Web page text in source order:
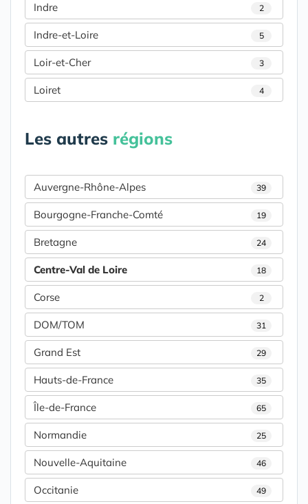
Indre 2
Indre-et-Loire 5
Loir-et-Cher 3
Loiret 4
Les autres régions
Auvergne-Rhône-Alpes 39
Bourgogne-Franche-Comté 19
Bretagne 24
Centre-Val de Loire 18
Corse 2
DOM/TOM 31
Grand Est 29
Hauts-de-France 35
Île-de-France 65
Normandie 25
Nouvelle-Aquitaine 46
Occitanie 49